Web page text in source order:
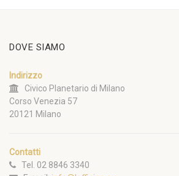
DOVE SIAMO
Indirizzo
Civico Planetario di Milano
Corso Venezia 57
20121 Milano
Contatti
Tel. 02 8846 3340